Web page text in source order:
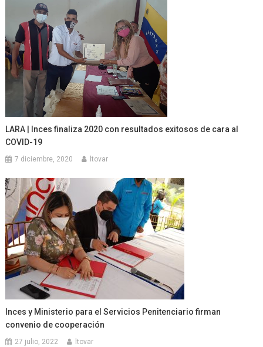
LARA | Inces finaliza 2020 con resultados exitosos de cara al
COVID-19
7 diciembre, 2020 ltovar
Inces y Ministerio para el Servicios Penitenciario firman
convenio de cooperación
27 julio, 2022 ltovar